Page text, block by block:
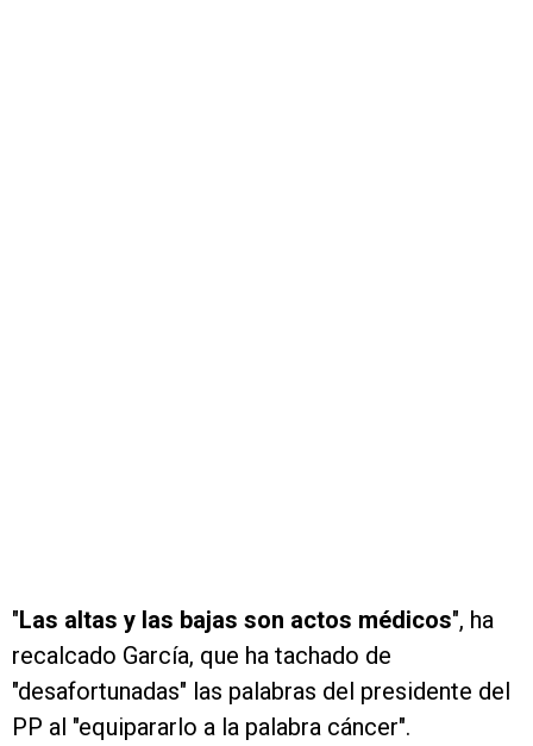
"Las altas y las bajas son actos médicos", ha
recalcado García, que ha tachado de
"desafortunadas" las palabras del presidente del
PP al "equipararlo a la palabra cáncer".